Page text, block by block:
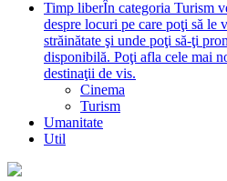
Timp liberÎn categoria Turism
despre locuri pe care poţi să le
străinătate şi unde poţi să-ţi
disponibilă. Poţi afla cele mai
destinaţii de vis.
Cinema
Turism
Umanitate
Util